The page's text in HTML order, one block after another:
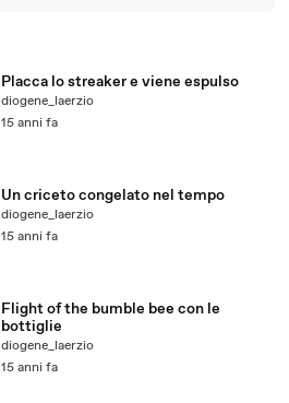
Placca lo streaker e viene espulso
diogene_laerzio
15 anni fa
Un criceto congelato nel tempo
diogene_laerzio
15 anni fa
Flight of the bumble bee con le
bottiglie
diogene_laerzio
15 anni fa